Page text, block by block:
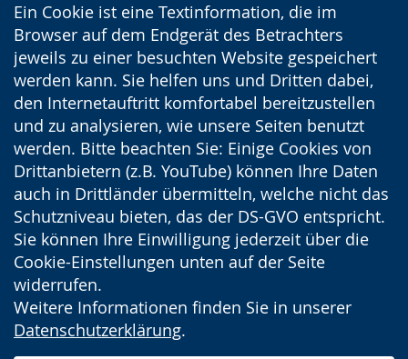
Ein Cookie ist eine Textinformation, die im
Browser auf dem Endgerät des Betrachters
jeweils zu einer besuchten Website gespeichert
werden kann. Sie helfen uns und Dritten dabei,
den Internetauftritt komfortabel bereitzustellen
und zu analysieren, wie unsere Seiten benutzt
werden. Bitte beachten Sie: Einige Cookies von
Drittanbietern (z.B. YouTube) können Ihre Daten
auch in Drittländer übermitteln, welche nicht das
Schutzniveau bieten, das der DS-GVO entspricht.
Sie können Ihre Einwilligung jederzeit über die
Cookie-Einstellungen unten auf der Seite
widerrufen.
Weitere Informationen finden Sie in unserer
Datenschutzerklärung.